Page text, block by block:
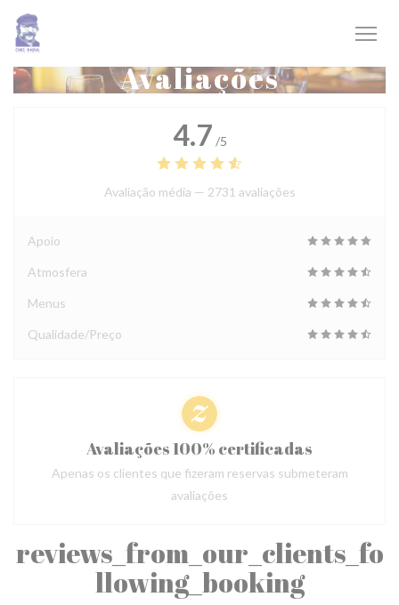
Painel de Gerenciamento de Cookies
Avaliações
reviews_from_our_clients_fo
llowing_booking
4.7 /5
Avaliação média — 2731 avaliações
Apoio
Atmosfera
Menus
Qualidade/Preço
Avaliações 100% certificadas
Apenas os clientes que fizeram reservas submeteram
avaliações